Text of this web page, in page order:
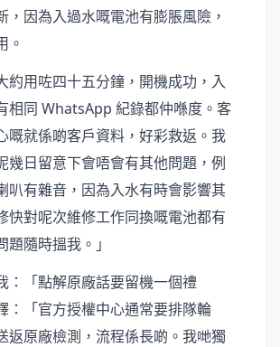
，因為入過水嘅電池有膨脹風險，
。
約用咗四十五分鐘，開機成功，入
相同 WhatsApp 紀錄都仲喺度。客
嘅就係啲客戶資料，好彩救返。我
幾日留意下會唔會有其他問題，例
叭有雜音，因為入水有時會影響其
快對呢次維修工作同換嘅電池都有
隨時搵我。」
：「點解原廠話要留機一個禮
：「官方授權中心通常要排隊輪
返原廠檢測，流程係長啲。我哋獨